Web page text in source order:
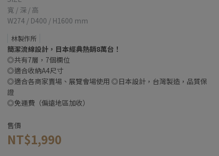
寬 / 深 / 高
W274 / D400 / H1600 mm
林製作所
簡潔流線設計，日本經典熱銷8萬台！
◎共有7層，7個欄位
◎適合收納A4尺寸
◎適合各商家賣場、展覽會場使用 ◎日本設計，台灣製造，品質保
證
◎免運費（偏遠地區加收）
售價
NT$1,990